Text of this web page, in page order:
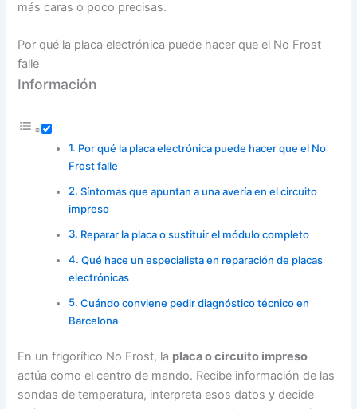
más caras o poco precisas.
Por qué la placa electrónica puede hacer que el No Frost
falle
Información
Por qué la placa electrónica puede hacer que el No
Frost falle
Síntomas que apuntan a una avería en el circuito
impreso
Reparar la placa o sustituir el módulo completo
Qué hace un especialista en reparación de placas
electrónicas
Cuándo conviene pedir diagnóstico técnico en
Barcelona
En un frigorífico No Frost, la placa o circuito impreso
actúa como el centro de mando. Recibe información de las
sondas de temperatura, interpreta esos datos y decide